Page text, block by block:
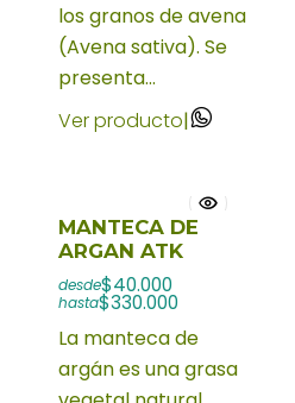
los granos de avena
(Avena sativa). Se
presenta...
Ver producto|
MANTECA DE
ARGAN ATK
desde$40.000
hasta$330.000
La manteca de
argán es una grasa